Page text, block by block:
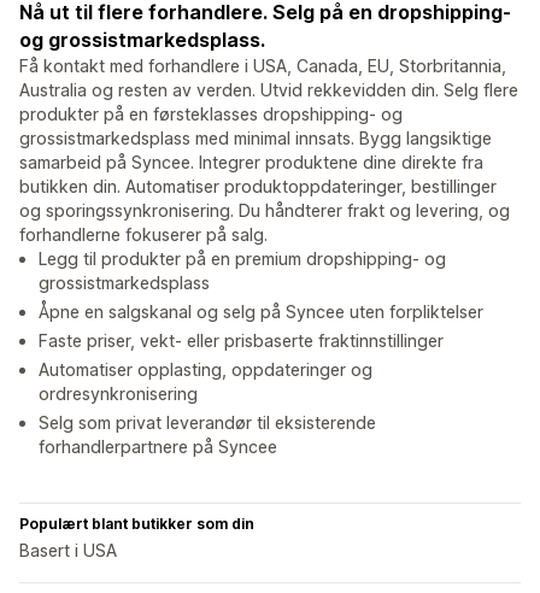
Nå ut til flere forhandlere. Selg på en dropshipping-
og grossistmarkedsplass.
Få kontakt med forhandlere i USA, Canada, EU, Storbritannia,
Australia og resten av verden. Utvid rekkevidden din. Selg flere
produkter på en førsteklasses dropshipping- og
grossistmarkedsplass med minimal innsats. Bygg langsiktige
samarbeid på Syncee. Integrer produktene dine direkte fra
butikken din. Automatiser produktoppdateringer, bestillinger
og sporingssynkronisering. Du håndterer frakt og levering, og
forhandlerne fokuserer på salg.
Legg til produkter på en premium dropshipping- og
grossistmarkedsplass
Åpne en salgskanal og selg på Syncee uten forpliktelser
Faste priser, vekt- eller prisbaserte fraktinnstillinger
Automatiser opplasting, oppdateringer og
ordresynkronisering
Selg som privat leverandør til eksisterende
forhandlerpartnere på Syncee
Populært blant butikker som din
Basert i USA